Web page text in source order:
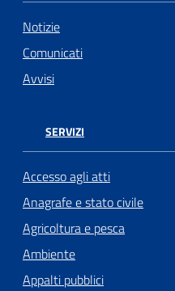
Notizie
Comunicati
Avvisi
SERVIZI
Accesso agli atti
Anagrafe e stato civile
Agricoltura e pesca
Ambiente
Appalti pubblici